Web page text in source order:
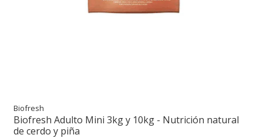
Biofresh
Biofresh Adulto Mini 3kg y 10kg - Nutrición natural
de cerdo y piña